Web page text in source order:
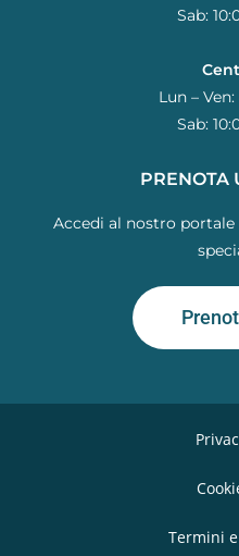
Sab:
Lun –
Sab:
PRENOTA
Accedi al nostro
Termini